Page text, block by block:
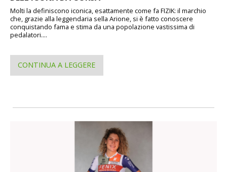
Molti la definiscono iconica, esattamente come fa FIZIK: il marchio
che, grazie alla leggendaria sella Arione, si è fatto conoscere
conquistando fama e stima da una popolazione vastissima di
pedalatori....
CONTINUA A LEGGERE